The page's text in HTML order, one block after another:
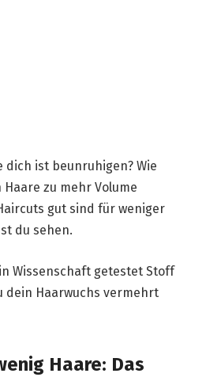
ist beunruhigen? Wie
zu mehr Volume
gut sind für weniger
du sehen.
Wissenschaft getestet Stoff
dein Haarwuchs vermehrt
Haare: Das